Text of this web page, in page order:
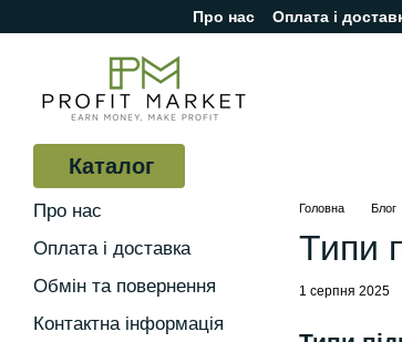
Перейти до основного контенту
Про нас Оплата і
Відгуки про магазин
Каталог
Головна Блог
Типи
1 серпня 2025
Про нас
Оплата і доставка
Обмін та повернення
Контактна інформація